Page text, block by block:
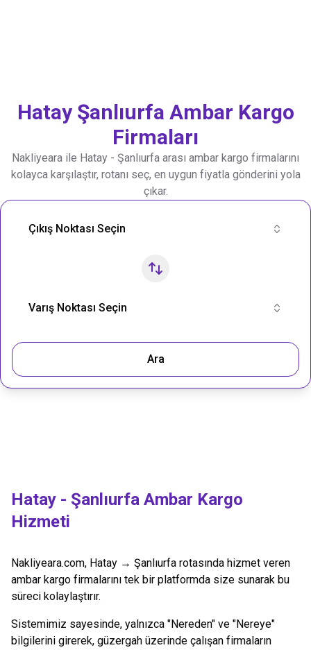
Hatay Şanlıurfa Ambar Kargo
Firmaları
Nakliyeara ile Hatay - Şanlıurfa arası ambar kargo firmalarını
kolayca karşılaştır, rotanı seç, en uygun fiyatla gönderini yola
çıkar.
Nakliye Rotası Ara
Çıkış Noktası Seçin
Varış Noktası Seçin
Ara
Hatay - Şanlıurfa Ambar Kargo
Hizmeti
Nakliyeara.com, Hatay → Şanlıurfa rotasında hizmet veren
ambar kargo firmalarını tek bir platformda size sunarak bu
süreci kolaylaştırır.
Sistemimiz sayesinde, yalnızca "Nereden" ve "Nereye"
bilgilerini girerek, güzergah üzerinde çalışan firmaların